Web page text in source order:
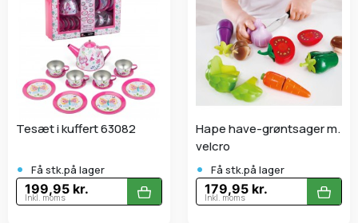
Tesæt i kuffert 63082
• Få stk.på lager
199,95 kr.
Inkl. moms
Hape have-grøntsager m.
velcro
• Få stk.på lager
179,95 kr.
Inkl. moms